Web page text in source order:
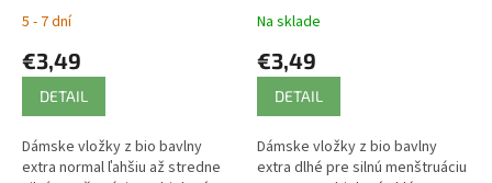
Natracare
5 - 7 dní
€3,49
DETAIL
Dámske vložky z bio bavlny
extra normal ľahšiu až stredne
natracare
Na sklade
€3,49
DETAIL
Dámske vložky z bio bavlny
extra dlhé pre silnú menštruáciu